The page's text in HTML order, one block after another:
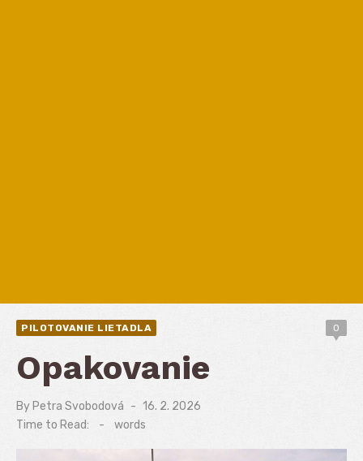
PILOTOVANIE LIETADLA 0
Opakovanie
By Petra Svobodová
Posted
on
16. 2. 2026
Time to Read:
- words